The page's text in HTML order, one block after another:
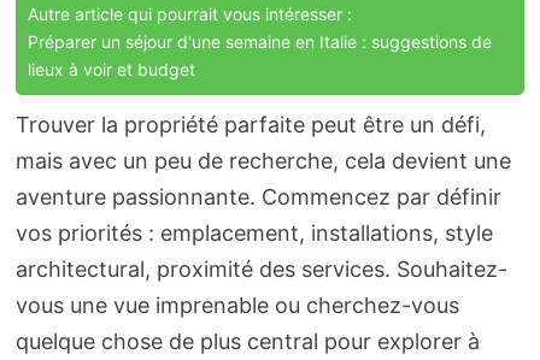
Autre article qui pourrait vous intéresser :
Préparer un séjour d'une semaine en Italie : suggestions de
lieux à voir et budget
Trouver la propriété parfaite peut être un défi,
mais avec un peu de recherche, cela devient une
aventure passionnante. Commencez par définir
vos priorités : emplacement, installations, style
architectural, proximité des services. Souhaitez-
vous une vue imprenable ou cherchez-vous
quelque chose de plus central pour explorer à